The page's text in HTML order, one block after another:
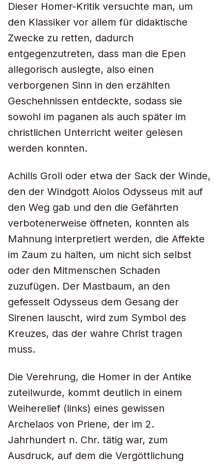
Dieser Homer-Kritik versuchte man, um
den Klassiker vor allem für didaktische
Zwecke zu retten, dadurch
entgegenzutreten, dass man die Epen
allegorisch auslegte, also einen
verborgenen Sinn in den erzählten
Geschehnissen entdeckte, sodass sie
sowohl im paganen als auch später im
christlichen Unterricht weiter gelesen
werden konnten.
Achills Groll oder etwa der Sack der Winde,
den der Windgott Aiolos Odysseus mit auf
den Weg gab und den die Gefährten
verbotenerweise öffneten, konnten als
Mahnung interpretiert werden, die Affekte
im Zaum zu halten, um nicht sich selbst
oder den Mitmenschen Schaden
zuzufügen. Der Mastbaum, an den
gefesselt Odysseus dem Gesang der
Sirenen lauscht, wird zum Symbol des
Kreuzes, das der wahre Christ tragen
muss.
Die Verehrung, die Homer in der Antike
zuteilwurde, kommt deutlich in einem
Weiherelief (links) eines gewissen
Archelaos von Priene, der im 2.
Jahrhundert n. Chr. tätig war, zum
Ausdruck, auf dem die Vergöttlichung